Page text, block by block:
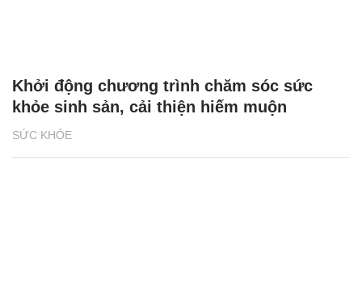
SỨC KHỎE
Khởi động chương trình chăm sóc sức
khỏe sinh sản, cải thiện hiếm muộn